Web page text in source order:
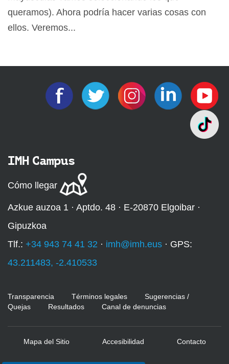
queramos). Ahora podría hacer varias cosas con
ellos. Veremos...
IMH Campus
Cómo llegar
Azkue auzoa 1 · Aptdo. 48 · E-20870 Elgoibar ·
Gipuzkoa
Tlf.: +34 943 74 41 32 · imh@imh.eus · GPS:
43.211483, -2.410533
Transparencia Términos legales
Sugerencias /
Quejas
Resultados Canal de denuncias
Mapa del Sitio Accesibilidad Contacto